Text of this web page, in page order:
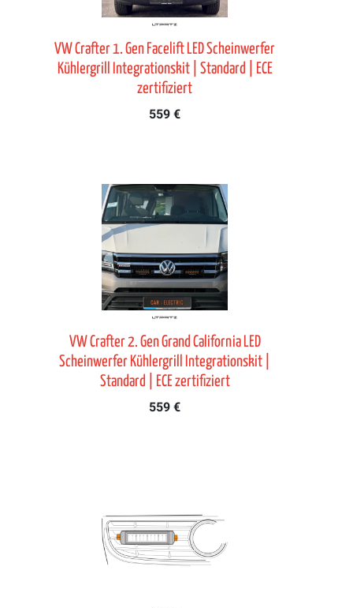
VW Crafter 1. Gen Facelift LED Scheinwerfer
Kühlergrill Integrationskit | Standard | ECE
zertifiziert
559 €
VW Crafter 2. Gen Grand California LED
Scheinwerfer Kühlergrill Integrationskit |
Standard | ECE zertifiziert
559 €